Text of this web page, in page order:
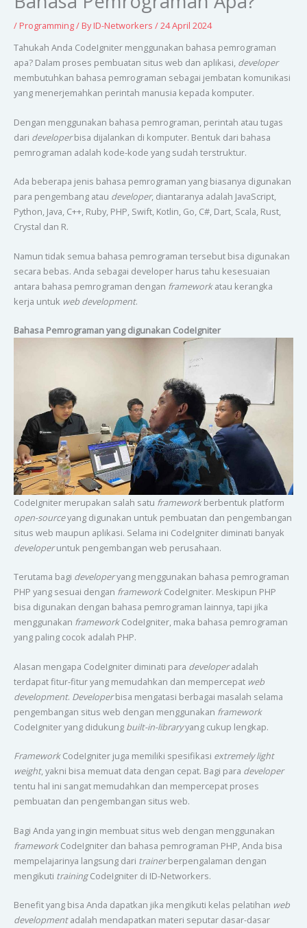
/ Programming/ ByID-Networkers /24 April 2024
Tahukah Anda CodeIgniter menggunakan bahasa pemrograman
apa? Dalam proses pembuatan situs web dan aplikasi, developer
membutuhkan bahasa pemrograman sebagai jembatan komunikasi
yang menerjemahkan perintah manusia kepada komputer.
Dengan menggunakan bahasa pemrograman, perintah atau tugas
dari developerbisa dijalankan di komputer. Bentuk dari bahasa
pemrograman adalah kode-kode yang sudah terstruktur.
Ada beberapa jenis bahasa pemrograman yang biasanya digunakan
para pengembang atau developer, diantaranya adalah JavaScript,
Python, Java, C++, Ruby, PHP, Swift, Kotlin, Go, C#, Dart, Scala, Rust,
Crystal dan R.
Namun tidak semua bahasa pemrograman tersebut bisa digunakan
secara bebas. Anda sebagai developer harus tahu kesesuaian
antara bahasa pemrograman dengan frameworkatau kerangka
kerja untuk web development.
Bahasa Pemrograman yang digunakan CodeIgniter
CodeIgniter merupakan salah satu frameworkberbentuk platform
open-sourceyang digunakan untuk pembuatan dan pengembangan
situs web maupun aplikasi. Selama ini CodeIgniter diminati banyak
developeruntuk pengembangan web perusahaan.
Terutama bagi developeryang menggunakan bahasa pemrograman
PHP yang sesuai dengan frameworkCodeIgniter. Meskipun PHP
bisa digunakan dengan bahasa pemrograman lainnya, tapi jika
menggunakan frameworkCodeIgniter, maka bahasa pemrograman
yang paling cocok adalah PHP.
Alasan mengapa CodeIgniter diminati para developeradalah
terdapat fitur-fitur yang memudahkan dan mempercepat web
development. Developerbisa mengatasi berbagai masalah selama
pengembangan situs web dengan menggunakan framework
CodeIgniter yang didukung built-in-libraryyang cukup lengkap.
FrameworkCodeIgniter juga memiliki spesifikasi extremely light
weight, yakni bisa memuat data dengan cepat. Bagi para developer
tentu hal ini sangat memudahkan dan mempercepat proses
pembuatan dan pengembangan situs web.
Bagi Anda yang ingin membuat situs web dengan menggunakan
frameworkCodeIgniter dan bahasa pemrograman PHP, Anda bisa
mempelajarinya langsung dari trainerberpengalaman dengan
mengikuti trainingCodeIgniter di ID-Networkers.
Benefit yang bisa Anda dapatkan jika mengikuti kelas pelatihan web
developmentadalah mendapatkan materi seputar dasar-dasar